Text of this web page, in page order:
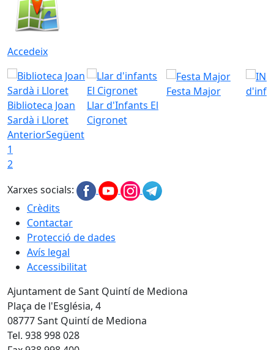
Accedeix
Biblioteca Joan
Sardà i Lloret
Llar d'Infants El
Cigronet
Festa Major
AnteriorSegüent
1
2
Xarxes socials:
Crèdits
Contactar
Protecció de dades
Avís legal
Accessibilitat
Ajuntament de Sant Quintí de Mediona
Plaça de l'Església, 4
08777 Sant Quintí de Mediona
Tel. 938 998 028